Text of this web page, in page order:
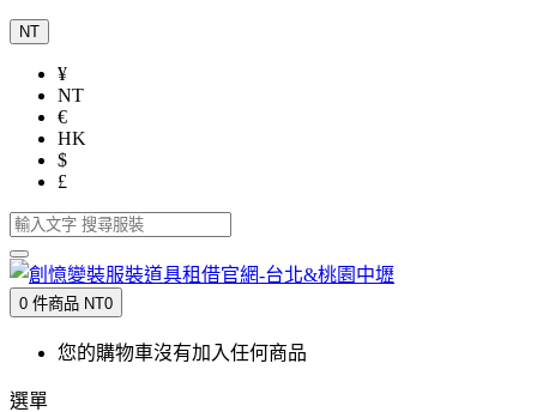
NT
¥
NT
€
HK
$
£
0 件商品 NT0
您的購物車沒有加入任何商品
選單